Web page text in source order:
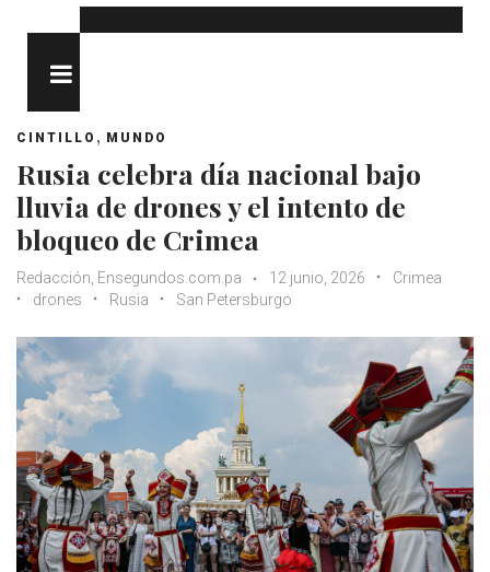
CINTILLO , MUNDO
Rusia celebra día nacional bajo
lluvia de drones y el intento de
bloqueo de Crimea
Redacción, Ensegundos.com.pa 12 junio, 2026
Crimea
drones
Rusia San Petersburgo